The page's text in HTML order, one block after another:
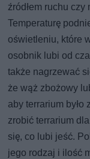
źródłem ruchu
Temperaturę
oświetleniu, które
osobnik lubi od
także nagrzewać
że wąż zbożowy
aby terrarium
zrobić terrarium
się, co lubi jeść.
jego rodzaj i ilość